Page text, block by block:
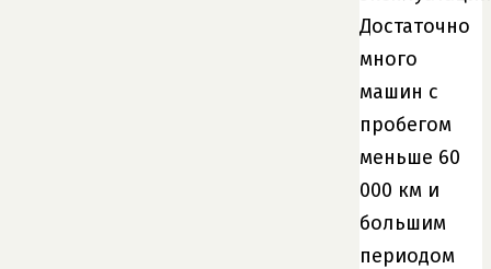
Достаточно
много
машин с
пробегом
меньше 60
000 км и
большим
периодом